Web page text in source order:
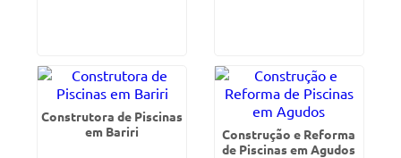
Construtora de Piscinas
em Bariri
Construção e Reforma
de Piscinas em Agudos